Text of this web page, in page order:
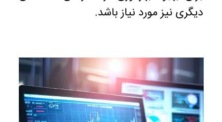
دیگری نیز مورد نیاز باشد.